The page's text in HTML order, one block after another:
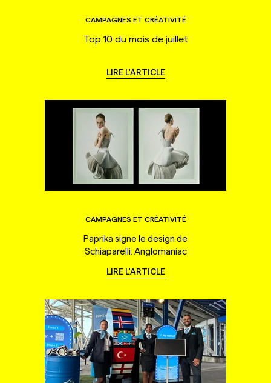
CAMPAGNES ET CRÉATIVITÉ
Top 10 du mois de juillet
LIRE L'ARTICLE
CAMPAGNES ET CRÉATIVITÉ
Paprika signe le design de
Schiaparelli: Anglomaniac
LIRE L'ARTICLE